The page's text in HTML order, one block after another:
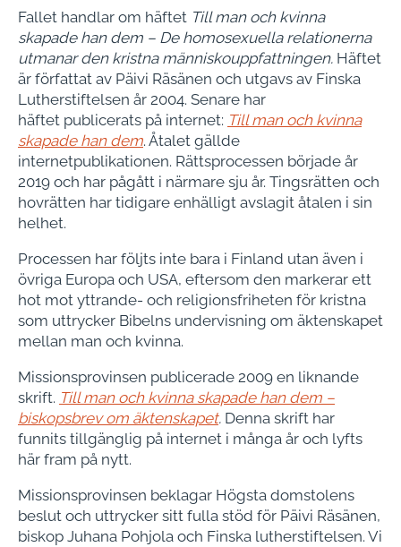
Fallet handlar om häftet Till man och kvinna
skapade han dem – De homosexuella relationerna
utmanar den kristna människouppfattningen. Häftet
är författat av Päivi Räsänen och utgavs av Finska
Lutherstiftelsen år 2004. Senare​ har
häftet publicerats på internet: Till man och kvinna
skapade han dem. Åtalet gällde
internetpublikationen​. ​Rättsprocessen börja​de år
2019 och har pågått i närmare sju år. Tingsrätten och
hovrätten har tidigare enhälligt avslagit åtalen i sin
helhet.
Processen har följts inte bara i Finland utan även i
övriga Europa och USA, eftersom den markerar ett
hot mot yttrande- och religionsfriheten för kristna
som uttrycker Bibelns undervisning​ om äktenskapet
mellan man och kvinna​.
Missionsprovinsen publicerade 2009 en liknande
skrift. Till man och kvinna skapade han dem –
biskopsbrev om äktenskapet. Denna skrift har
funnits tillgänglig på internet i många år och lyfts
här fram på nytt.
Missionsprovinsen beklagar Högsta domstolens
beslut​ och uttrycker sitt fulla stöd för Päivi Räsänen,
biskop Juhana Pohjola och Finska lutherstiftelsen. Vi